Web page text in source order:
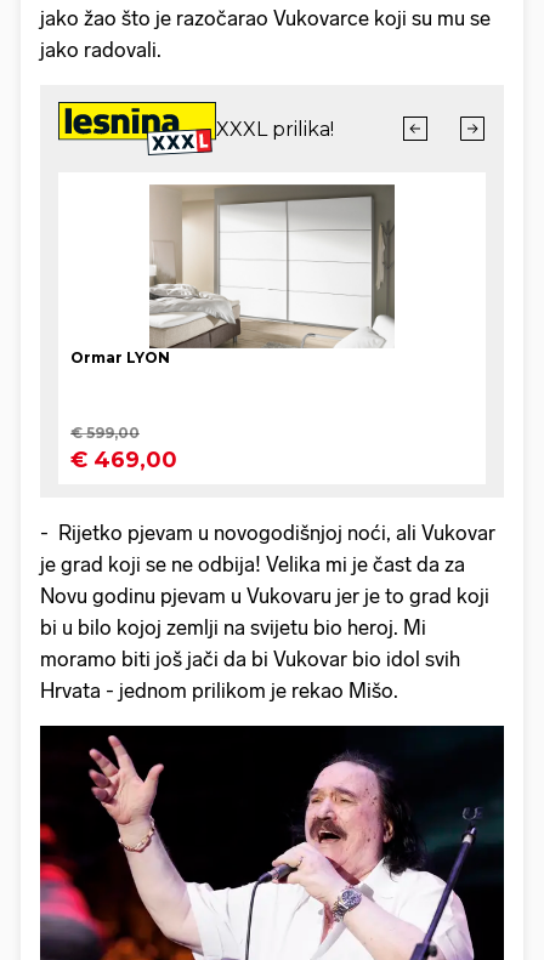
jako žao što je razočarao Vukovarce koji su mu se
jako radovali.
- Rijetko pjevam u novogodišnjoj noći, ali Vukovar
je grad koji se ne odbija! Velika mi je čast da za
Novu godinu pjevam u Vukovaru jer je to grad koji
bi u bilo kojoj zemlji na svijetu bio heroj. Mi
moramo biti još jači da bi Vukovar bio idol svih
Hrvata - jednom prilikom je rekao Mišo.